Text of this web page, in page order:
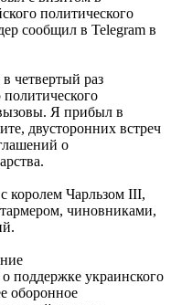
политического
сообщил в Telegram в
четвертый раз
Я прибыл в
двусторонних встреч
о
королем Чарльзом ІІІ,
чиновниками,
поддержке украинского
оборонное